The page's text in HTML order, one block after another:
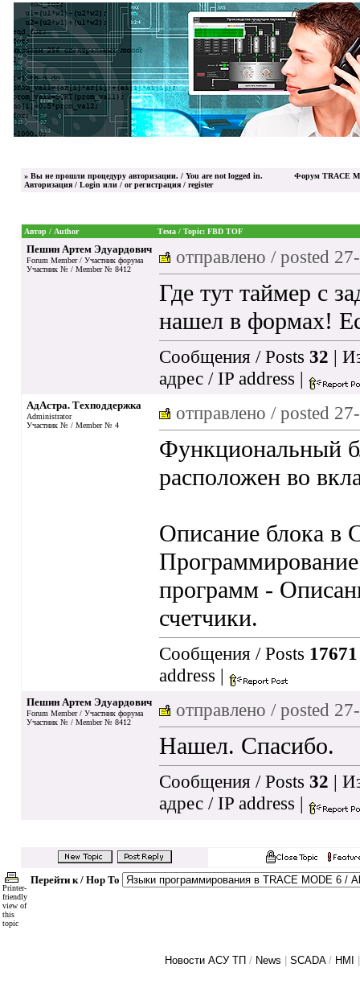
» Вы не прошли процедуру авторизации. / You are not logged in.
Авторизация / Login или / orрегистрация / register
Форум TRACE
Автор / Author Тема / Topic: FBD TOF
Пешин Артем Эдуардович
Forum Member / Участник форума
Участник № / Member № 8412
отправлено / posted
Где тут таймер с
нашел в формах!
Сообщения / Posts 32 |
адрес / IP address |
АдАстра. Техподдержка
Administrator
Участник № / Member № 4
отправлено / posted
Функциональный
расположен во
Описание блока в
программ -
счетчики.
Сообщения / Posts 17671
address |
Пешин Артем Эдуардович
Forum Member / Участник форума
Участник № / Member № 8412
отправлено / posted
Нашел. Спасибо.
Сообщения / Posts 32 |
адрес / IP address |
Printer-
friendly
view of
this
topic
Перейти к / Hop To
Новости АСУ ТП / News SCADA/ HMI